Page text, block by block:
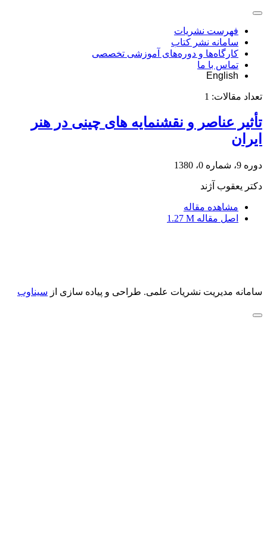
فهرست نشریات
سامانه نشر کتاب
کارگاه‌ها و دوره‌های آموزشی تخصصی
تماس با ما
English
تعداد مقالات: 1
تأثیر عناصر و نقشنمایه های چینی در هنر
ایران
دوره 9، شماره 0، 1380
دکتر یعقوب آژند
مشاهده مقاله
اصل مقاله 1.27 M
سامانه مدیریت نشریات علمی. طراحی و پیاده سازی از سیناوب